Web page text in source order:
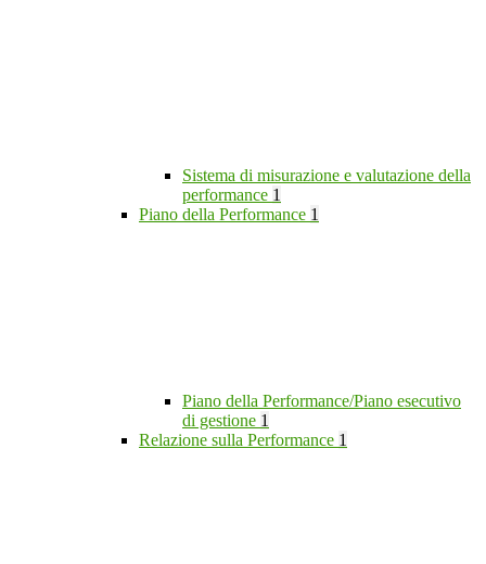
Sistema di misurazione e valutazione della
performance 1
Piano della Performance 1
Piano della Performance/Piano esecutivo
di gestione 1
Relazione sulla Performance 1